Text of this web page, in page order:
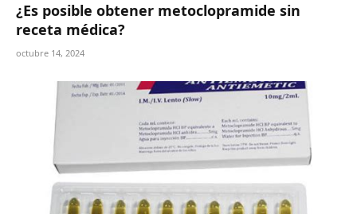
¿Es posible obtener metoclopramide sin
receta médica?
octubre 14, 2024